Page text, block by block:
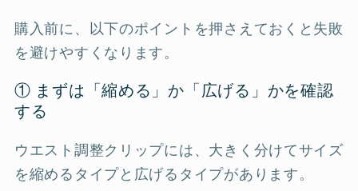
購入前に、以下のポイントを押さえておくと失敗
を避けやすくなります。
① まずは「縮める」か「広げる」かを確認
する
ウエスト調整クリップには、大きく分けてサイズ
を縮めるタイプと広げるタイプがあります。